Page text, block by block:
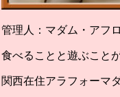
管理人：マダム・アフロ
食べることと遊ぶこと
関西在住アラフォーマ